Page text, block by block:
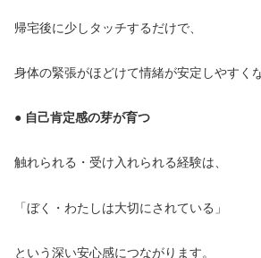
帰宅後に少しタッチするだけで、
身体の緊張がほどけて情緒が安定しやすく
● 自己肯定感の芽が育つ
触れられる・受け入れられる経験は、
「ぼく・わたしは大切にされている」
という深い安心感につながります。